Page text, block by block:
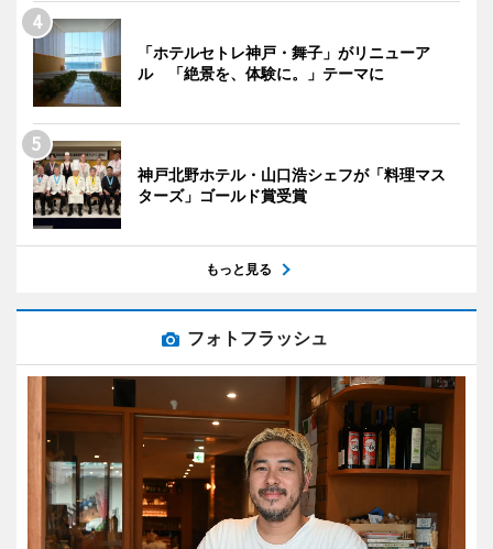
「ホテルセトレ神戸・舞子」がリニューア
ル 「絶景を、体験に。」テーマに
神戸北野ホテル・山口浩シェフが「料理マス
ターズ」ゴールド賞受賞
もっと見る
フォトフラッシュ